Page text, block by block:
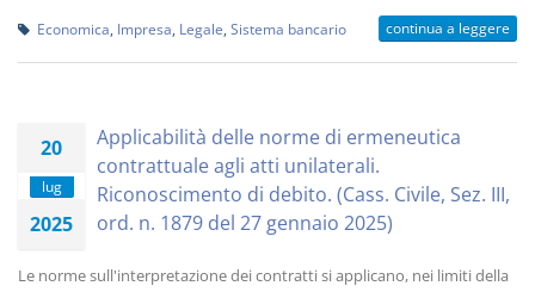
Economica Impresa Legale Sistema bancario continua a leggere
20
lug
2025
Applicabilità delle norme di ermeneutica
contrattuale agli atti unilaterali.
Riconoscimento di debito. (Cass. Civile, Sez. III,
ord. n. 1879 del 27 gennaio 2025)
Le norme sull'interpretazione dei contratti si applicano, nei limiti della